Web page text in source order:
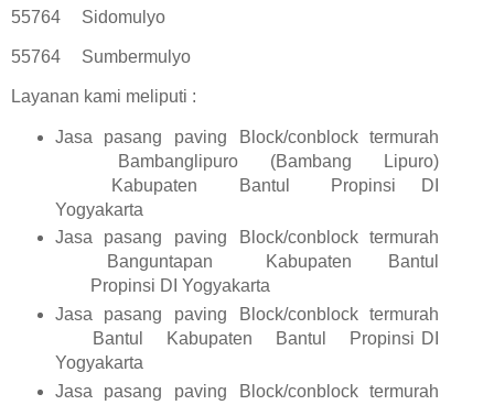
55764 Sidomulyo
55764 Sumbermulyo
Layanan kami meliputi :
Jasa pasang paving Block/conblock termurah
Bambanglipuro (Bambang Lipuro)
Kabupaten
Bantul
Propinsi DI
Yogyakarta
Jasa pasang paving Block/conblock termurah
Banguntapan
Kabupaten
Bantul
Propinsi DI Yogyakarta
Jasa pasang paving Block/conblock termurah
Bantul
Kabupaten Bantul
Propinsi DI
Yogyakarta
Jasa pasang paving Block/conblock termurah